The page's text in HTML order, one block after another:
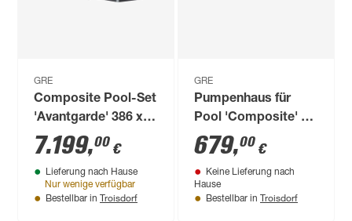
GRE
Composite Pool-Set
'Avantgarde' 386 x
124 x 524 cm mit
Sandfilter und
Trittleiter
7.199,00 €
Lieferung nach Hause
Nur wenige verfügbar
Bestellbar in Troisdorf
GRE
Pumpenhaus für
Pool 'Composite' 60
x 89 x 80 cm
679,00 €
Keine Lieferung nach
Hause
Bestellbar in Troisdorf